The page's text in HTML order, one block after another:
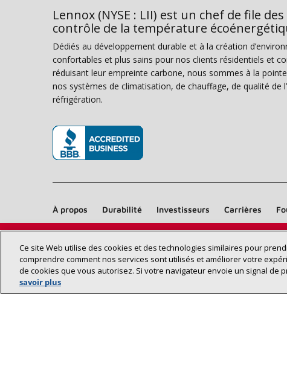
Lennox (NYSE : LII) est un chef de file
contrôle de la température
Dédiés au développement durable et à la création
confortables et plus sains pour nos clients résidentiels et
réduisant leur empreinte carbone, nous sommes à la
nos systèmes de climatisation, de chauffage, de qualité de
réfrigération.
À propos Durabilité Investisseurs Carrières
Ce site Web utilise des cookies et des technologies similaires pour
comprendre comment nos services sont utilisés et améliorer votre
de cookies que vous autorisez. Si votre navigateur envoie un signal de
savoir plus